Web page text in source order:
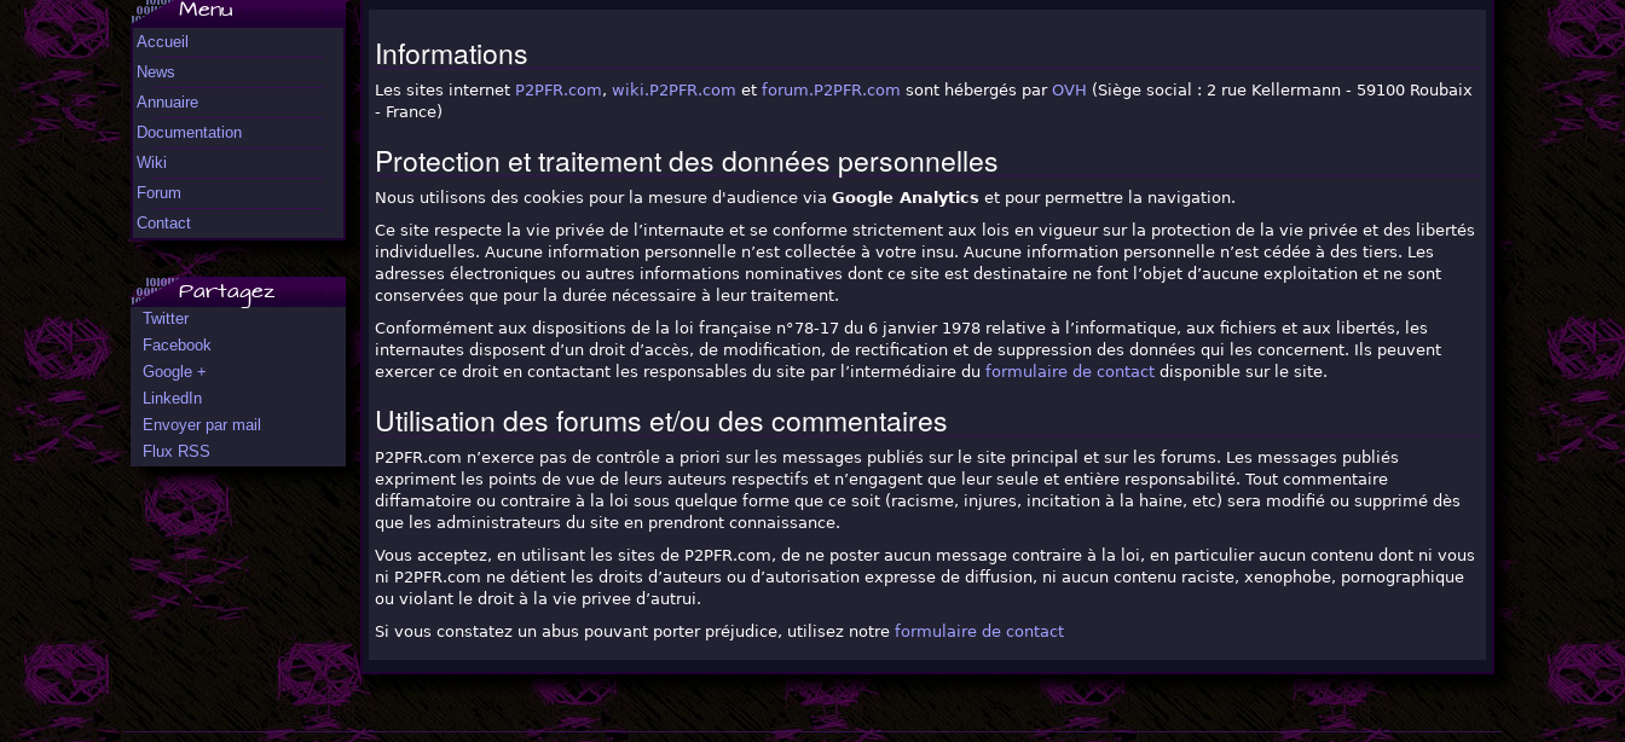
Menu
Accueil
News
Annuaire
Documentation
Wiki
Forum
Contact
Partagez
Twitter
Facebook
Google +
LinkedIn
Envoyer par mail
Flux RSS
Informations
Les sites internet P2PFR.com, wiki.P2PFR.com et forum.P2PFR.com sont hébergés par OVH (Siège social : 2 rue Kellermann - 59100 Roubaix
- France)
Protection et traitement des données personnelles
Nous utilisons des cookies pour la mesure d'audience via Google Analytics et pour permettre la navigation.
Ce site respecte la vie privée de l’internaute et se conforme strictement aux lois en vigueur sur la protection de la vie privée et des libertés
individuelles. Aucune information personnelle n’est collectée à votre insu. Aucune information personnelle n’est cédée à des tiers. Les
adresses électroniques ou autres informations nominatives dont ce site est destinataire ne font l’objet d’aucune exploitation et ne sont
conservées que pour la durée nécessaire à leur traitement.
Conformément aux dispositions de la loi française n°78-17 du 6 janvier 1978 relative à l’informatique, aux fichiers et aux libertés, les
internautes disposent d’un droit d’accès, de modification, de rectification et de suppression des données qui les concernent. Ils peuvent
exercer ce droit en contactant les responsables du site par l’intermédiaire du formulaire de contact disponible sur le site.
Utilisation des forums et/ou des commentaires
P2PFR.com n’exerce pas de contrôle a priori sur les messages publiés sur le site principal et sur les forums. Les messages publiés
expriment les points de vue de leurs auteurs respectifs et n’engagent que leur seule et entière responsabilité. Tout commentaire
diffamatoire ou contraire à la loi sous quelque forme que ce soit (racisme, injures, incitation à la haine, etc) sera modifié ou supprimé dès
que les administrateurs du site en prendront connaissance.
Vous acceptez, en utilisant les sites de P2PFR.com, de ne poster aucun message contraire à la loi, en particulier aucun contenu dont ni vous
ni P2PFR.com ne détient les droits d’auteurs ou d’autorisation expresse de diffusion, ni aucun contenu raciste, xenophobe, pornographique
ou violant le droit à la vie privee d’autrui.
Si vous constatez un abus pouvant porter préjudice, utilisez notre formulaire de contact